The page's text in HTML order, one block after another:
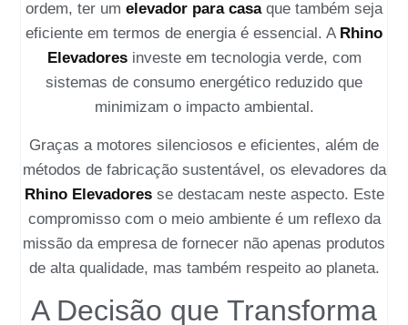
ordem, ter um elevador para casaque também seja
eficiente em termos de energia é essencial. A Rhino
Elevadoresinveste em tecnologia verde, com
sistemas de consumo energético reduzido que
minimizam o impacto ambiental.
Graças a motores silenciosos e eficientes, além de
métodos de fabricação sustentável, os elevadores da
Rhino Elevadoresse destacam neste aspecto. Este
compromisso com o meio ambiente é um reflexo da
missão da empresa de fornecer não apenas produtos
de alta qualidade, mas também respeito ao planeta.
A Decisão que Transforma